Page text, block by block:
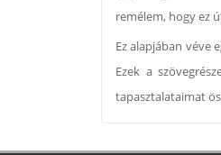
remélem, hogy ez
Ez alapjában véve
Ezek a
tapasztalataimat